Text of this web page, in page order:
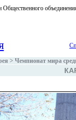
Общественного
> Чемпионат мира